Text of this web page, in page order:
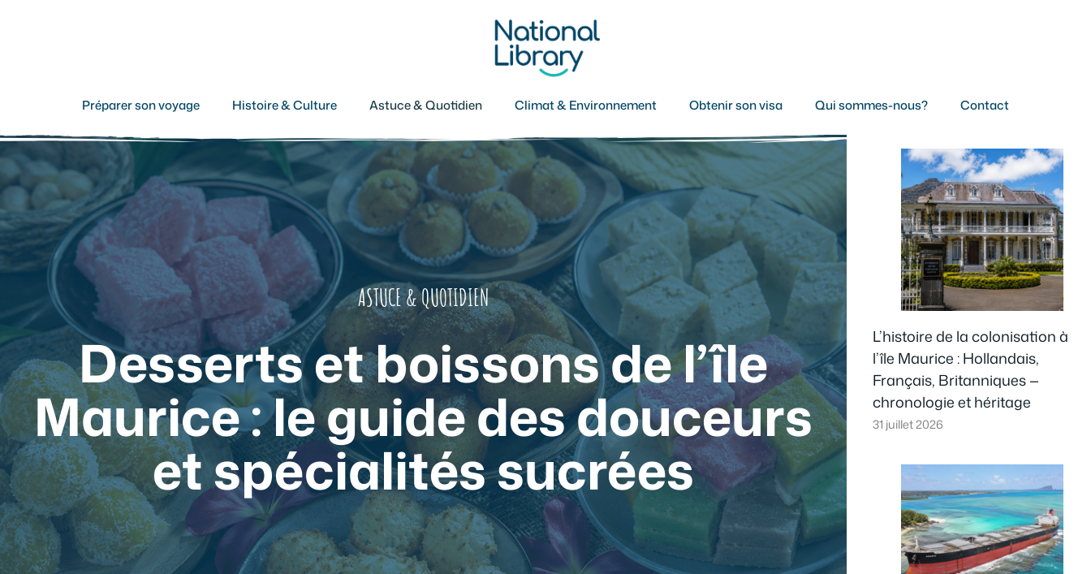
Préparer son voyage Histoire & Culture Astuce & Quotidien Climat & Environnement Obtenir son visa Qui sommes-nous? Contact
ASTUCE & QUOTIDIEN
Desserts et boissons de l’île
Maurice : le guide des douceurs
et spécialités sucrées
L’histoire de la colonisation à
l’île Maurice : Hollandais,
Français, Britanniques —
chronologie et héritage
31 juillet 2026